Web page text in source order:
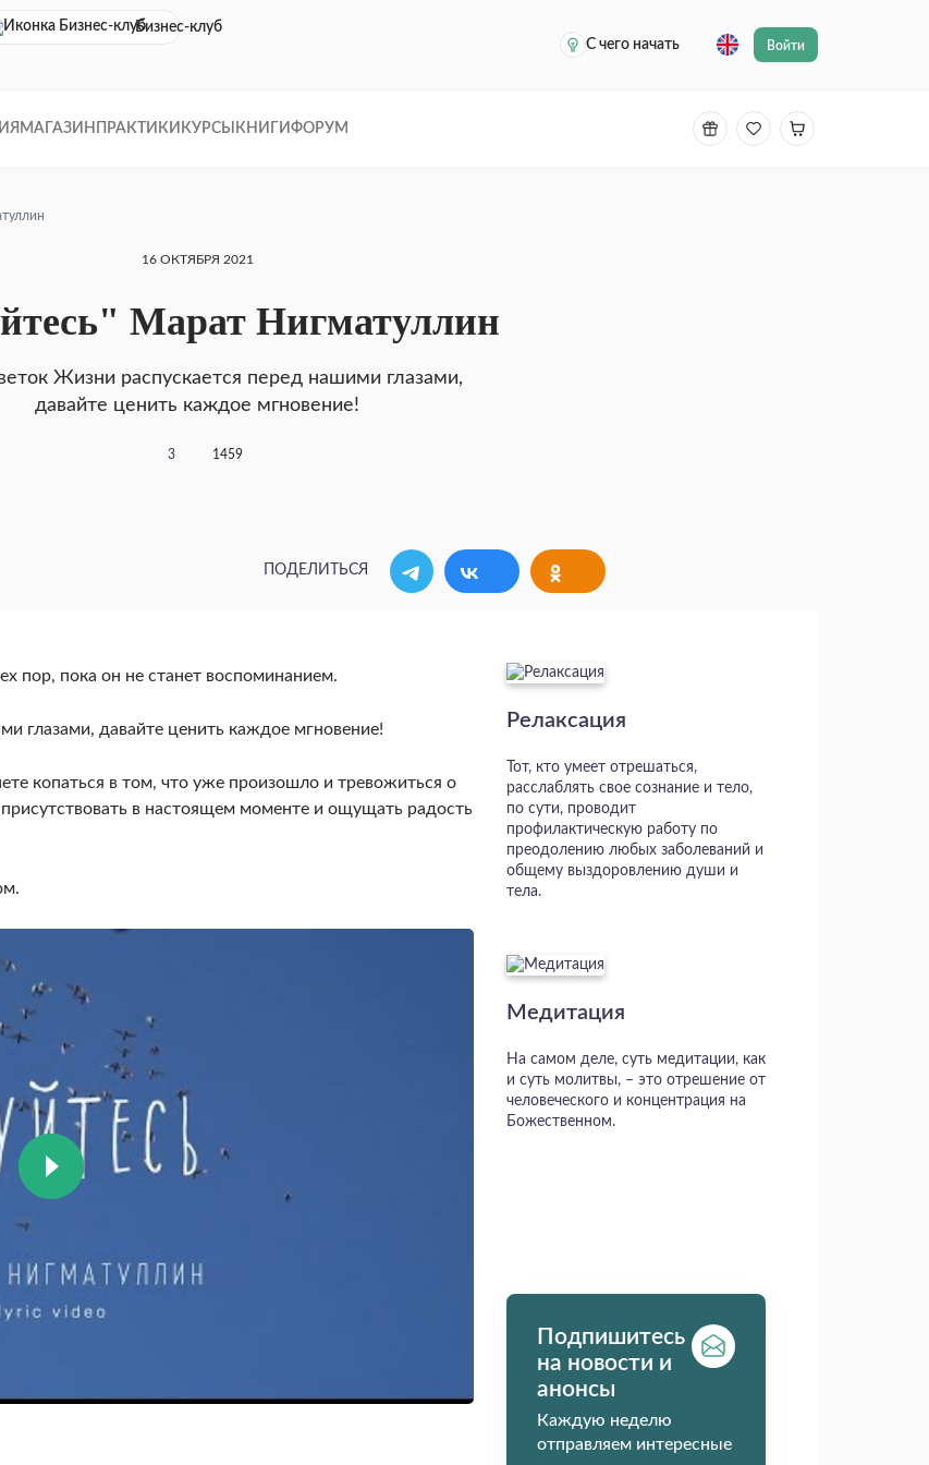
Бизнес-клуб
С чего начать
Войти
МАГАЗИН ПРАКТИКИ КУРСЫ КНИГИ ФОРУМ
16 ОКТЯБРЯ 2021
Марат Нигматуллин
Жизни распускается перед нашими глазами,
давайте ценить каждое мгновение!
3 1459
ПОДЕЛИТЬСЯ
пор, пока он не станет воспоминанием.
глазами, давайте ценить каждое мгновение!
копаться в том, что уже произошло и тревожиться о
в настоящем моменте и ощущать радость
Релаксация
Тот, кто умеет отрешаться,
расслаблять свое сознание и тело,
по сути, проводит
профилактическую работу по
преодолению любых заболеваний и
общему выздоровлению души и
тела.
Медитация
На самом деле, суть медитации, как
и суть молитвы, – это отрешение от
человеческого и концентрация на
Божественном.
Подпишитесь
на новости и
анонсы
Каждую неделю
отправляем интересные